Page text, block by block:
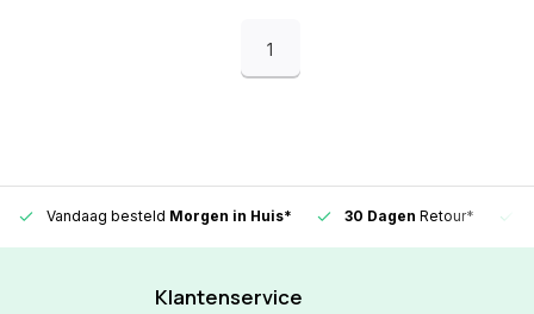
1
Vandaag besteld Morgen in Huis* 30 Dagen Retour*
Klantenservice